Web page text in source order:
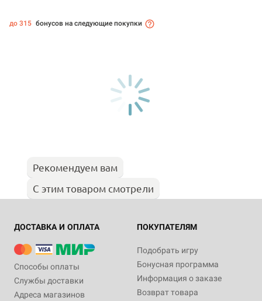
до 315 бонусов на следующие покупки
Рекомендуем вам
С этим товаром смотрели
ДОСТАВКА И ОПЛАТА
Способы оплаты
Службы доставки
Адреса магазинов
ПОКУПАТЕЛЯМ
Подобрать игру
Бонусная программа
Информация о заказе
Возврат товара